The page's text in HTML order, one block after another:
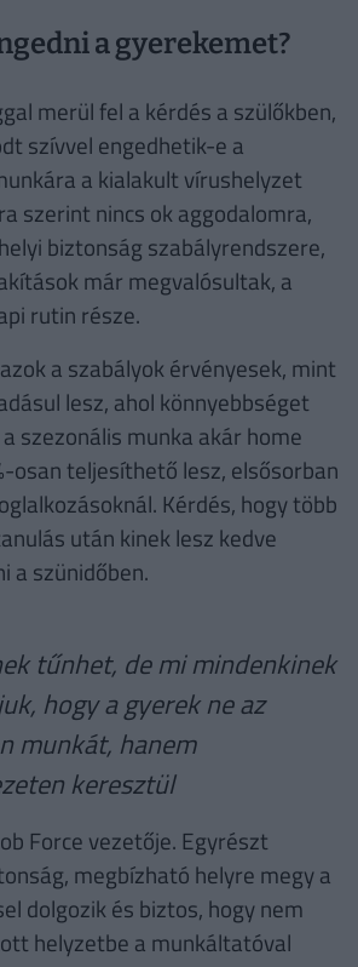
a gyerekemet?
merül fel a kérdés a szülőkben,
szívvel engedhetik-e a
a kialakult vírushelyzet
szerint nincs ok aggodalomra,
biztonság szabályrendszere,
már megvalósultak, a
rutin része.
a szabályok érvényesek, mint
lesz, ahol könnyebbséget
szezonális munka akár home
osan teljesíthető lesz, elsősorban
Kérdés, hogy több
után kinek lesz kedve
a szünidőben.
tűnhet, de mi mindenkinek
hogy a gyerek ne az
munkát, hanem
keresztül
Force vezetője. Egyrészt
megbízható helyre megy a
dolgozik és biztos, hogy nem
helyzetbe a munkáltatóval